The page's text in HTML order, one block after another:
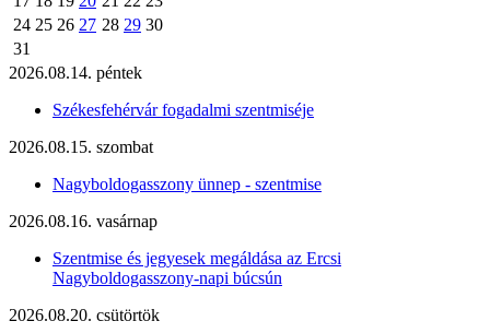
24 25 26 27 28 29 30
31
2026.08.14. péntek
Székesfehérvár fogadalmi szentmiséje
2026.08.15. szombat
Nagyboldogasszony ünnep - szentmise
2026.08.16. vasárnap
Szentmise és jegyesek megáldása az Ercsi
Nagyboldogasszony-napi búcsún
2026.08.20. csütörtök